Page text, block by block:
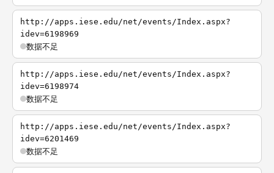
http://apps.iese.edu/net/events/Index.aspx?
idev=6198969
数据不足
http://apps.iese.edu/net/events/Index.aspx?
idev=6198974
数据不足
http://apps.iese.edu/net/events/Index.aspx?
idev=6201469
数据不足